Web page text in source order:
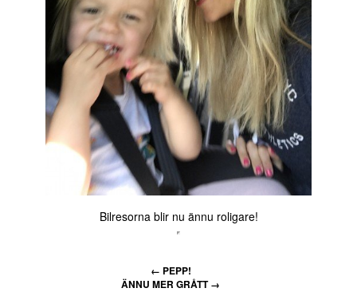
Bilresorna blir nu ännu roligare!
← PEPP!
ÄNNU MER GRÅTT→